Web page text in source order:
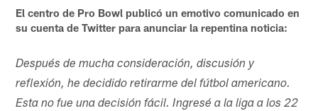
El centro de Pro Bowl publicó un emotivo comunicado en
su cuenta de Twitter para anunciar la repentina noticia:
Después de mucha consideración, discusión y
reflexión, he decidido retirarme del fútbol americano.
Esta no fue una decisión fácil. Ingresé a la liga a los 22